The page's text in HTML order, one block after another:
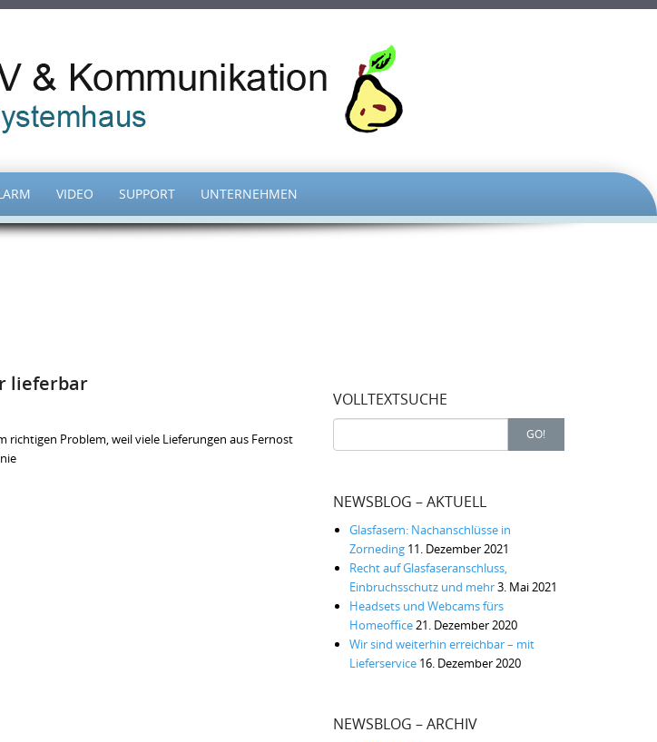
VIDEO SUPPORT UNTERNEHMEN
lieferbar
richtigen Problem, weil viele Lieferungen aus Fernost
VOLLTEXTSUCHE
Search
for:
GO!
NEWSBLOG – AKTUELL
Glasfasern: Nachanschlüsse in
Zorneding 11. Dezember 2021
Recht auf Glasfaseranschluss,
Einbruchsschutz und mehr3. Mai 2021
Headsets und Webcams fürs
Homeoffice 21. Dezember 2020
Wir sind weiterhin erreichbar – mit
Lieferservice 16. Dezember 2020
NEWSBLOG – ARCHIV